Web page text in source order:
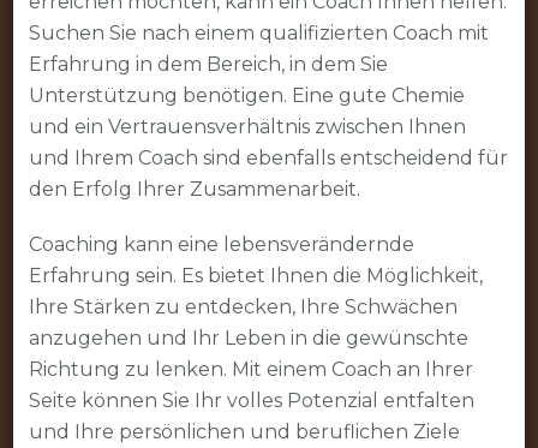
Suchen Sie nach einem qualifizierten Coach mit
Erfahrung in dem Bereich, in dem Sie
Unterstützung benötigen. Eine gute Chemie
und ein Vertrauensverhältnis zwischen Ihnen
und Ihrem Coach sind ebenfalls entscheidend für
den Erfolg Ihrer Zusammenarbeit.
Coaching kann eine lebensverändernde
Erfahrung sein. Es bietet Ihnen die Möglichkeit,
Ihre Stärken zu entdecken, Ihre Schwächen
anzugehen und Ihr Leben in die gewünschte
Richtung zu lenken. Mit einem Coach an Ihrer
Seite können Sie Ihr volles Potenzial entfalten
und Ihre persönlichen und beruflichen Ziele